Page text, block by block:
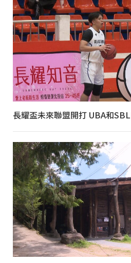
長耀盃未來聯盟開打 UBA和